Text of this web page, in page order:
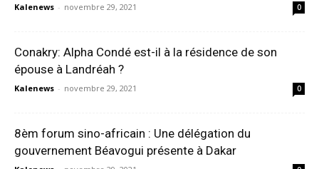
Kalenews - novembre 29, 2021 0
Conakry: Alpha Condé est-il à la résidence de son
épouse à Landréah ?
Kalenews - novembre 29, 2021 0
8èm forum sino-africain : Une délégation du
gouvernement Béavogui présente à Dakar